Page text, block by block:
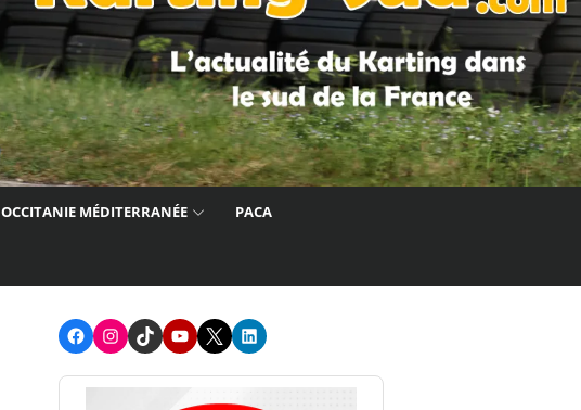
OCCITANIE MÉDITERRANÉE PACA
FacebookInstagram
TikTokYoutube
X LinkedIn